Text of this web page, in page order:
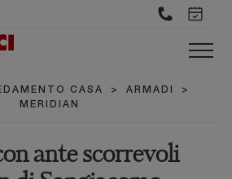
CASA > ARMADI
>
MERIDIAN
ante scorrevoli